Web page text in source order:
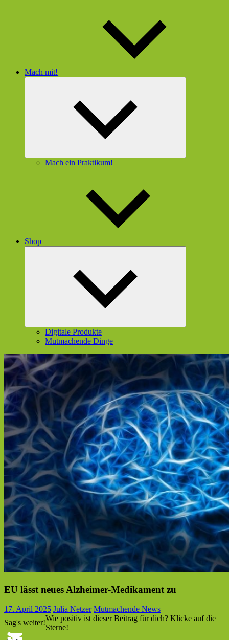
Mach mit!
Mach ein Praktikum!
Shop
Digitale Produkte
Mutmachende Dinge
EU lässt neues Alzheimer-Medikament zu
17. April 2025 Julia Netzer Mutmachende News
Sag's weiter!Wie positiv ist dieser Beitrag für dich? Klicke auf die
Sterne!